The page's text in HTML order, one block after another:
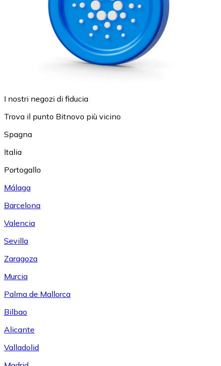
I nostri negozi di fiducia
Trova il punto Bitnovo più vicino
Spagna
Italia
Portogallo
Málaga
Barcelona
Valencia
Sevilla
Zaragoza
Murcia
Palma de Mallorca
Bilbao
Alicante
Valladolid